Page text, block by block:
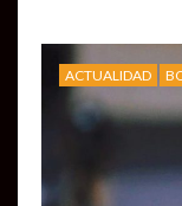
ACTUALIDAD